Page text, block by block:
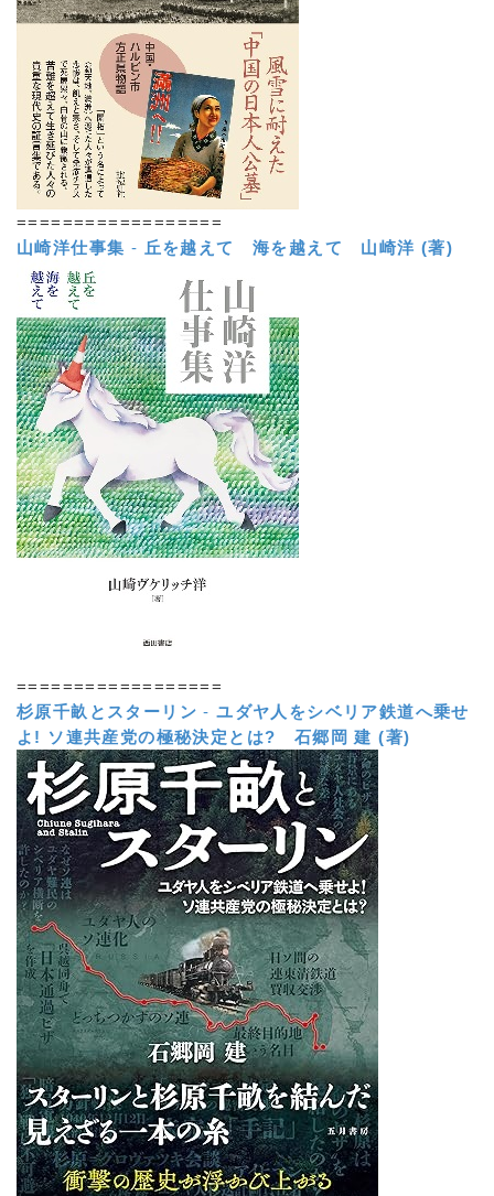
==================
山崎洋仕事集 - 丘を越えて 海を越えて 山崎洋 (著)
==================
杉原千畝とスターリン -ユダヤ人をシベリア鉄道へ乗せ
よ! ソ連共産党の極秘決定とは?
石郷岡 建 (著)